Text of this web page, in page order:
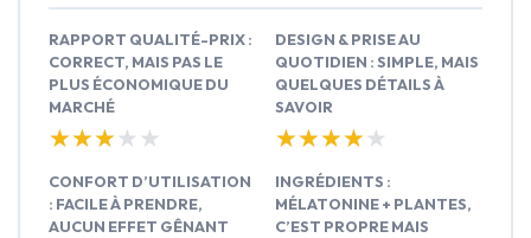
RAPPORT QUALITÉ-PRIX :
CORRECT, MAIS PAS LE
PLUS ÉCONOMIQUE DU
MARCHÉ
★★★★★
★★★★★
DESIGN & PRISE AU
QUOTIDIEN : SIMPLE, MAIS
QUELQUES DÉTAILS À
SAVOIR
★★★★★
★★★★★
CONFORT D’UTILISATION
: FACILE À PRENDRE,
AUCUN EFFET GÊNANT
INGRÉDIENTS :
MÉLATONINE + PLANTES,
C’EST PROPRE MAIS